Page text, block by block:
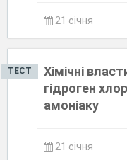
21 січня
ТЕСТ
Хімічні
гідроген
амоніаку
21 січня